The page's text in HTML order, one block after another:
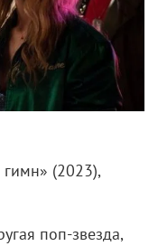
гимн» (2023),
поп-звезда,